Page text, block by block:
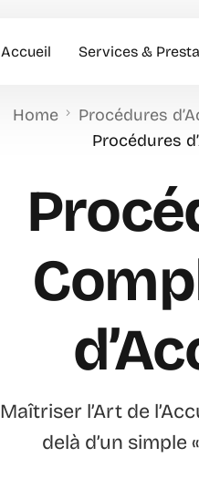
Accueil Services &
Hôtesses
Animation
Home Procédures
Procédures
Maîtriser l’Art de
delà d’un simple